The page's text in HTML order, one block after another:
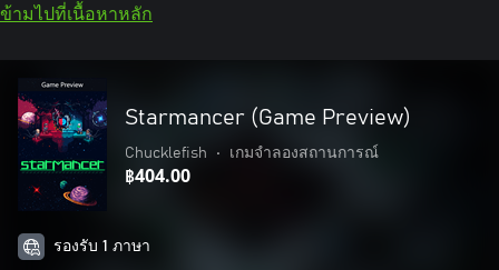
ข้ามไปที่เนื้อหาหลัก
Starmancer (Game Preview)
Chucklefish • เกมจำลองสถานการณ์
฿404.00
รองรับ 1 ภาษา